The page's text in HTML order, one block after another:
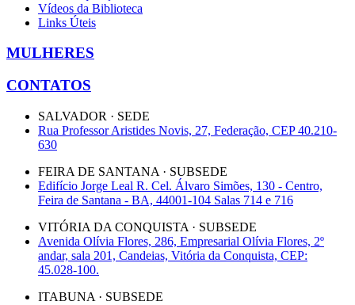
Vídeos da Biblioteca
Links Úteis
MULHERES
CONTATOS
SALVADOR · SEDE
Rua Professor Aristides Novis, 27, Federação, CEP 40.210-
630
FEIRA DE SANTANA · SUBSEDE
Edifício Jorge Leal R. Cel. Álvaro Simões, 130 - Centro,
Feira de Santana - BA, 44001-104 Salas 714 e 716
VITÓRIA DA CONQUISTA · SUBSEDE
Avenida Olívia Flores, 286, Empresarial Olívia Flores, 2º
andar, sala 201, Candeias, Vitória da Conquista, CEP:
45.028-100.
ITABUNA · SUBSEDE